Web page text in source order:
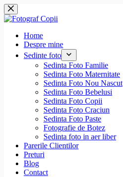
Sari
la
conținut
Home
Despre mine
Sedinte foto
Sedinta Foto Familie
Sedinta Foto Maternitate
Sedinta Foto Nou Nascut
Sedinta Foto Bebelusi
Sedinta Foto Copii
Sedinta Foto Craciun
Sedinta Foto Paste
Fotografie de Botez
Sedinta foto in aer liber
Parerile Clientilor
Preturi
Blog
Contact